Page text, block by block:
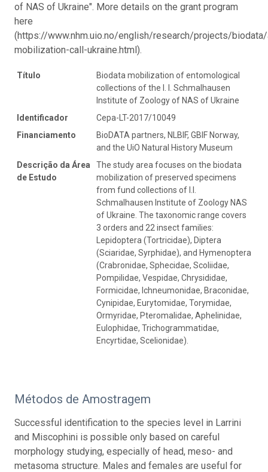
of NAS of Ukraine". More details on the grant program
here
(https://www.nhm.uio.no/english/research/projects/
mobilization-call-ukraine.html).
Título
Biodata mobilization of entomological
collections of the I. I. Schmalhausen
Institute of Zoology of NAS of Ukraine
Identificador
Cepa-LT-2017/10049
Financiamento
BioDATA partners, NLBIF, GBIF Norway,
and the UiO Natural History Museum
Descrição da Área
de Estudo
The study area focuses on the biodata
mobilization of preserved specimens
from fund collections of I.I.
Schmalhausen Institute of Zoology NAS
of Ukraine. The taxonomic range covers
3 orders and 22 insect families:
Lepidoptera (Tortricidae), Diptera
(Sciaridae, Syrphidae), and Hymenoptera
(Crabronidae, Sphecidae, Scoliidae,
Pompilidae, Vespidae, Chrysididae,
Formicidae, Ichneumonidae, Braconidae,
Cynipidae, Eurytomidae, Torymidae,
Ormyridae, Pteromalidae, Aphelinidae,
Eulophidae, Trichogrammatidae,
Encyrtidae, Scelionidae).
Métodos de Amostragem
Successful identification to the species level in Larrini
and Miscophini is possible only based on careful
morphology studying, especially of head, meso- and
metasoma structure. Males and females are useful for